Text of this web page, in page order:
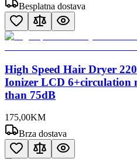
Besplatna dostava
High Speed Hair Dryer
Ionizer LCD 6+circulation
than 75dB
175,00KM
Brza dostava